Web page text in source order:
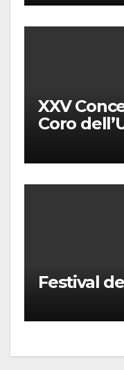
XXV
Coro
Puccini
Festival